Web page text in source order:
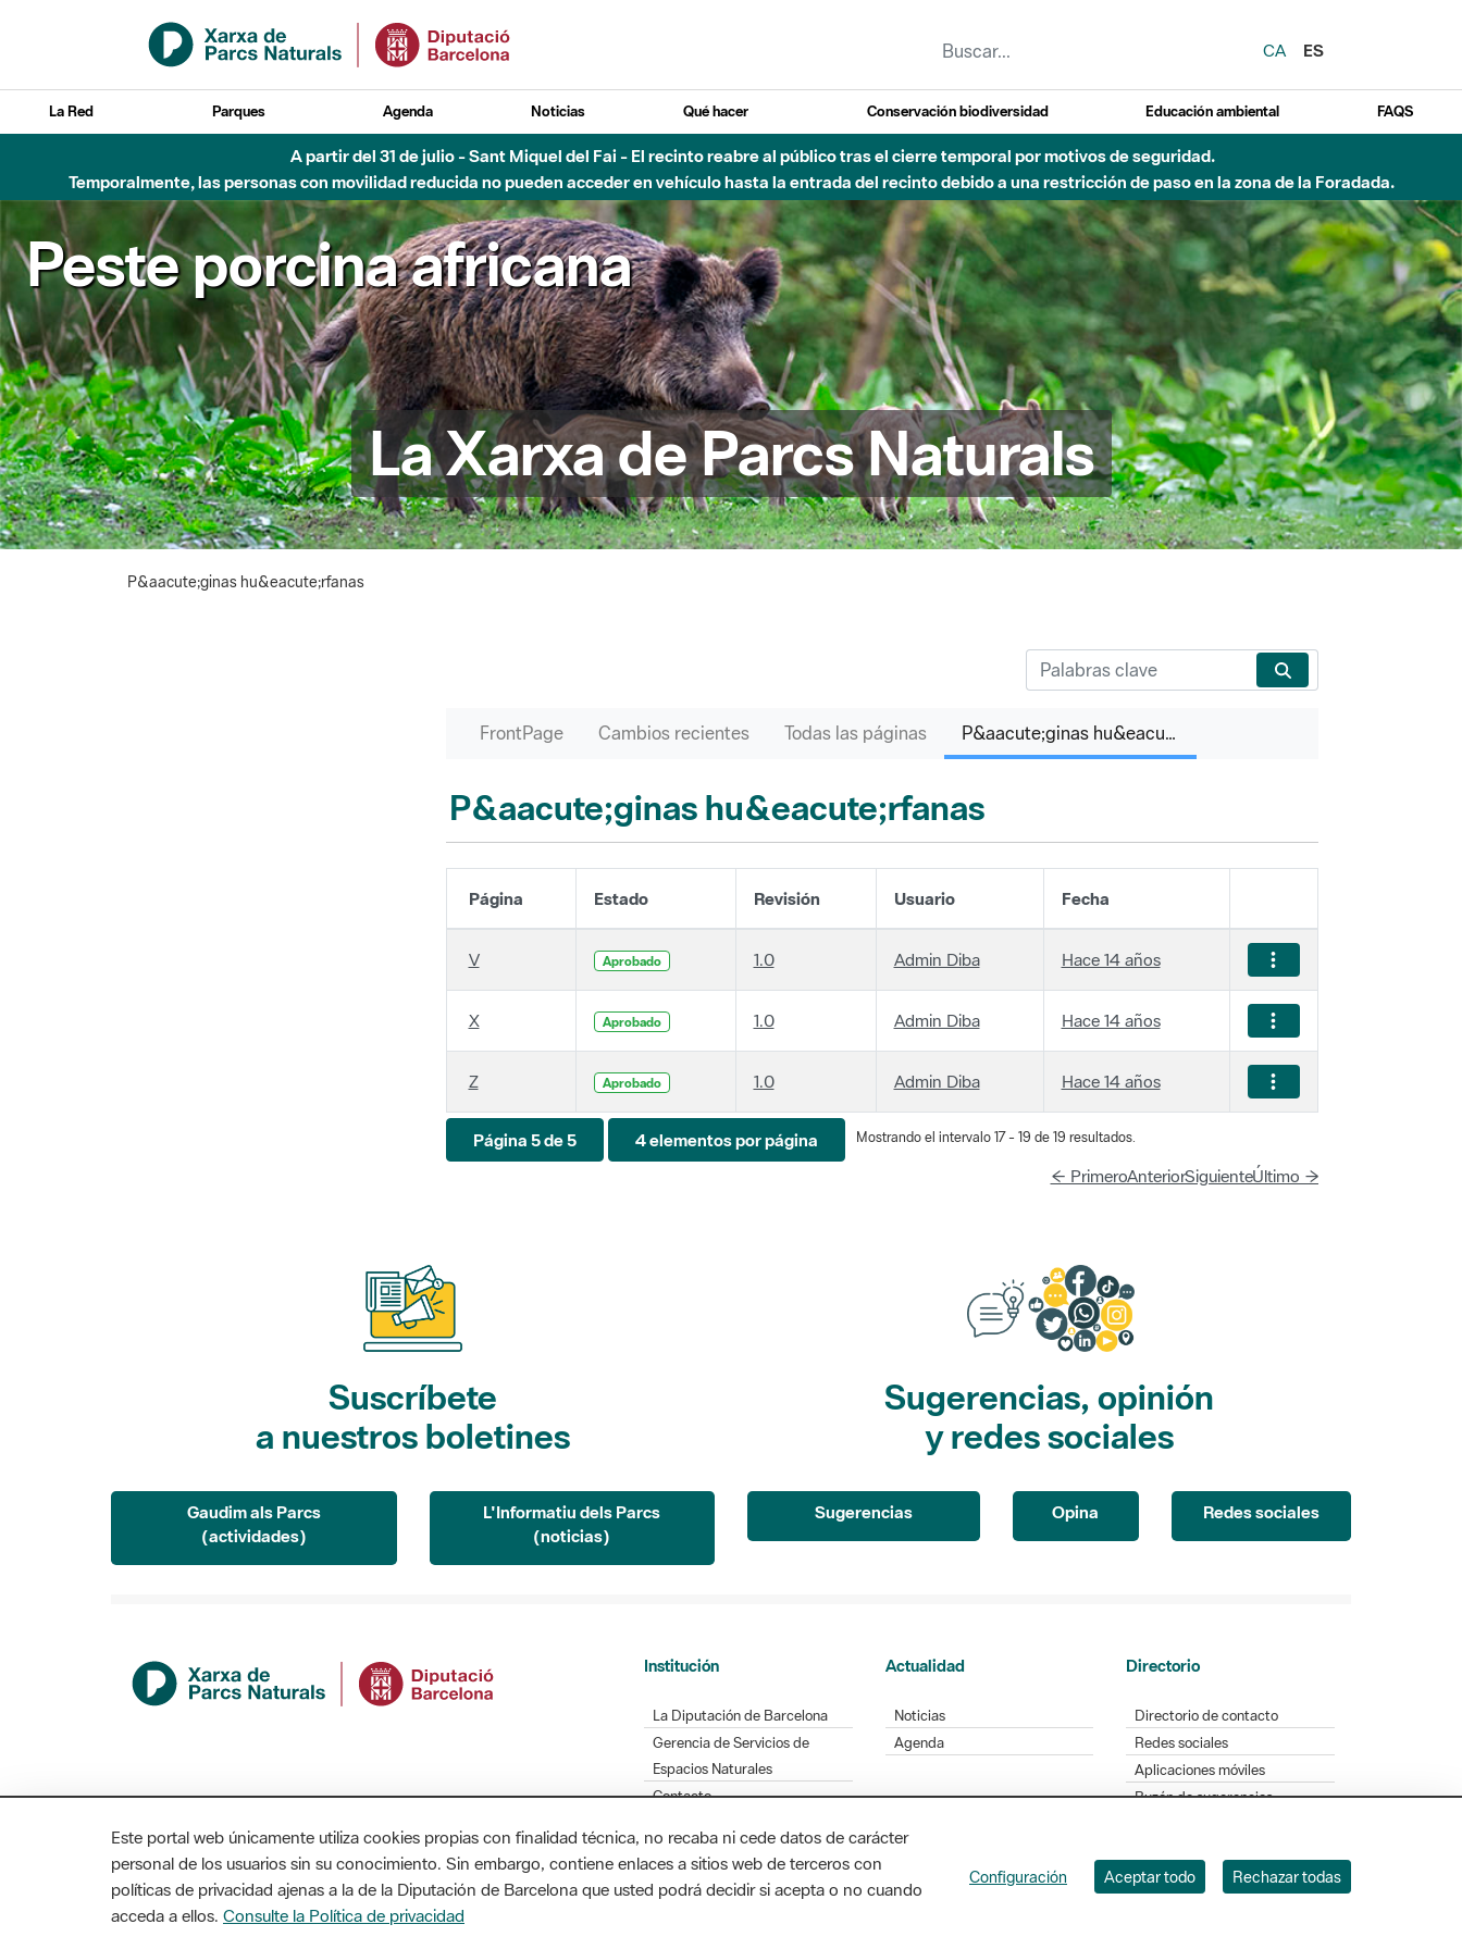
Saltar al contenido principal
CA
ES
La Red Parques Agenda Noticias Qué hacer Conservación biodiversidad Educación ambiental FAQS
A partir del 31 de julio - Sant Miquel del Fai - El recinto reabre al público tras el cierre temporal por motivos de seguridad.
Temporalmente, las personas con movilidad reducida no pueden acceder en vehículo hasta la entrada del recinto debido a una restricción de paso en la zona de la Foradada.
Peste porcina africana
La Xarxa de Parcs Naturals
P&aacute;ginas hu&eacute;rfanas
FrontPage Cambios recientes Todas las páginas P&aacute;ginas hu&eacute;rfanas
P&aacute;ginas hu&eacute;rfanas
Página Estado Revisión Usuario Fecha
V Aprobado 1.0 Admin Diba Hace 14 años
X Aprobado 1.0 Admin Diba Hace 14 años
Z Aprobado 1.0 Admin Diba Hace 14 años
Página 5 de 5 4 elementos por página Mostrando el intervalo 17 - 19 de 19 resultados.
← PrimeroAnteriorSiguienteÚltimo →
Suscríbete
a nuestros boletines
Gaudim als Parcs
(actividades)
L'Informatiu dels Parcs
(noticias)
Sugerencias, opinión
y redes sociales
Sugerencias Opina Redes sociales
Institución
La Diputación de Barcelona
Gerencia de Servicios de
Espacios Naturales
Contacto
Actualidad
Noticias
Agenda
Directorio
Directorio de contacto
Redes sociales
Aplicaciones móviles
Buzón de sugerencias
Diputación de Barcelona. Edifici Llacuna, 1a planta. Badajoz, 49. 08005 Barcelona. Tel. 934 022 428
Este portal web únicamente utiliza cookies propias con finalidad técnica, no recaba ni cede datos de carácter
personal de los usuarios sin su conocimiento. Sin embargo, contiene enlaces a sitios web de terceros con
políticas de privacidad ajenas a la de la Diputación de Barcelona que usted podrá decidir si acepta o no cuando
acceda a ellos. Consulte la Política de privacidad
Configuración Aceptar todo Rechazar todas